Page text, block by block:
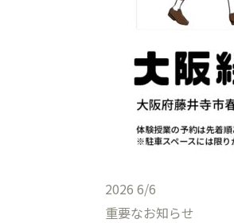
2026 6/6
重要なお知らせ